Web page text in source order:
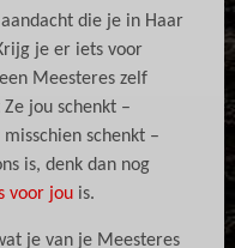
die je in Haar
je er iets voor
Meesteres zelf
jou schenkt –
schenkt –
is, denk dan nog
voor jouis.
je van je Meesteres